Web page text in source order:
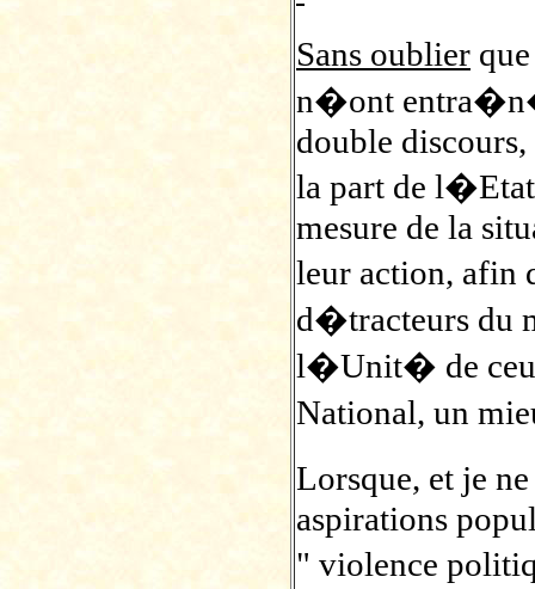
Sans oublier
n�ont
double discours,
la part de
mesure de la
leur action, afin
d�tracteurs du
l�Unit� de
National, un
Lorsque, et je
aspirations
" violence